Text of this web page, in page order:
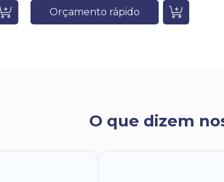
Orçamento rápido
O que dizem